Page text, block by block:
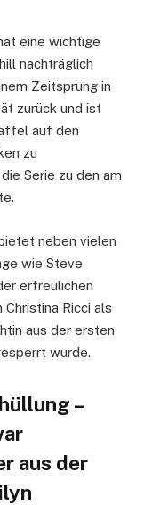
eine wichtige
nachträglich
Zeitsprung in
zurück und ist
auf den
zu
Serie zu den am
neben vielen
wie Steve
erfreulichen
Ricci als
aus der ersten
wurde.
–
aus der